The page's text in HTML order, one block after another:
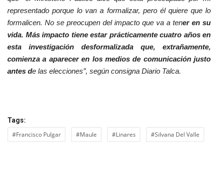
representado porque lo van a formalizar, pero él quiere que lo
formalicen. No se preocupen del impacto que va a tener en su
vida. Más impacto tiene estar prácticamente cuatro años en
esta investigación desformalizada que, extrañamente,
comienza a aparecer en los medios de comunicación justo
antes de las elecciones”, según consigna Diario Talca.
Tags:
#Francisco Pulgar #Maule #Linares #Silvana Del Valle